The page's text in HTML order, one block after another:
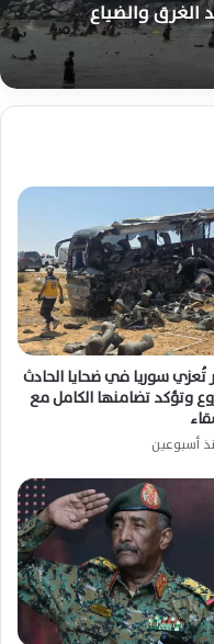
الغرق والضياع
وإعلان
القصوى ضد
سوريا في ضحايا الحادث
وتؤكد تضامنها الكامل مع
أسبوعين